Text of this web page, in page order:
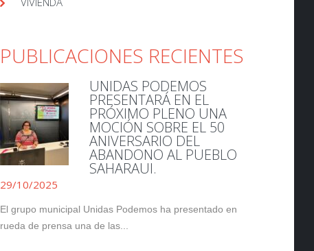
PUBLICACIONES RECIENTES
UNIDAS PODEMOS
PRESENTARÁ EN EL
PRÓXIMO PLENO UNA
MOCIÓN SOBRE EL 50
ANIVERSARIO DEL
ABANDONO AL PUEBLO
SAHARAUI.
29/10/2025
El grupo municipal Unidas Podemos ha presentado en
rueda de prensa una de las...